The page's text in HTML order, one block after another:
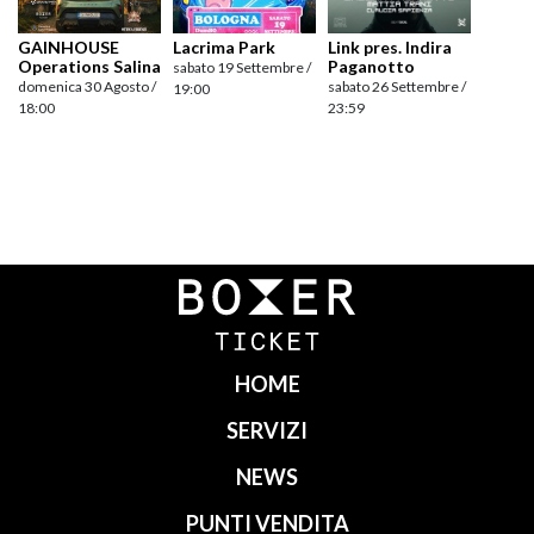
GAINHOUSE
Operations Salina
domenica 30 Agosto /
18:00
Lacrima Park
sabato 19 Settembre /
19:00
Link pres. Indira
Paganotto
sabato 26 Settembre /
23:59
Navigazione
HOME
SERVIZI
NEWS
PUNTI VENDITA